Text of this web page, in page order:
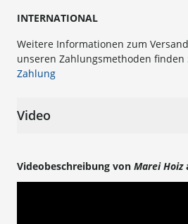
INTERNATIONAL
Weitere Informationen zum
unseren Zahlungsmethoden finden
Zahlung
Video
Videobeschreibung von Marei Hoiz